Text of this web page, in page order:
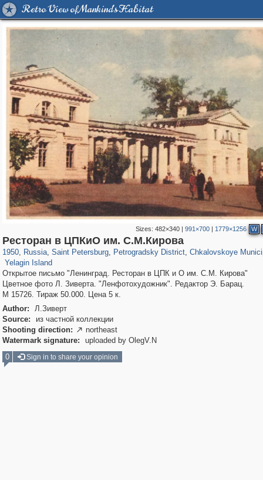
Retro View of Mankind's Habitat
Sizes:482×340 |991×700 | 1779×1256 W
Ресторан в ЦПКиО им. С.М.Кирова
1950, Russia
1,406,942 29,248
, Saint Petersburg
197,175 5,714
, Petrogradsky District
22,955 438
, Chkalovskoye
101
Yelagin Island
14
Открытое письмо "Ленинград. Ресторан в ЦПК и О им. С.М. Кирова"
Цветное фото Л. Зиверта. "Ленфотохудожник". Редактор Э. Барац.
М 15726. Тираж 50.000. Цена 5 к.
Author:
Л.Зиверт
Source:
из частной коллекции
Shooting direction:  northeast
Watermark signature:
uploaded by OlegV.N
0
Sign in to share your opinion